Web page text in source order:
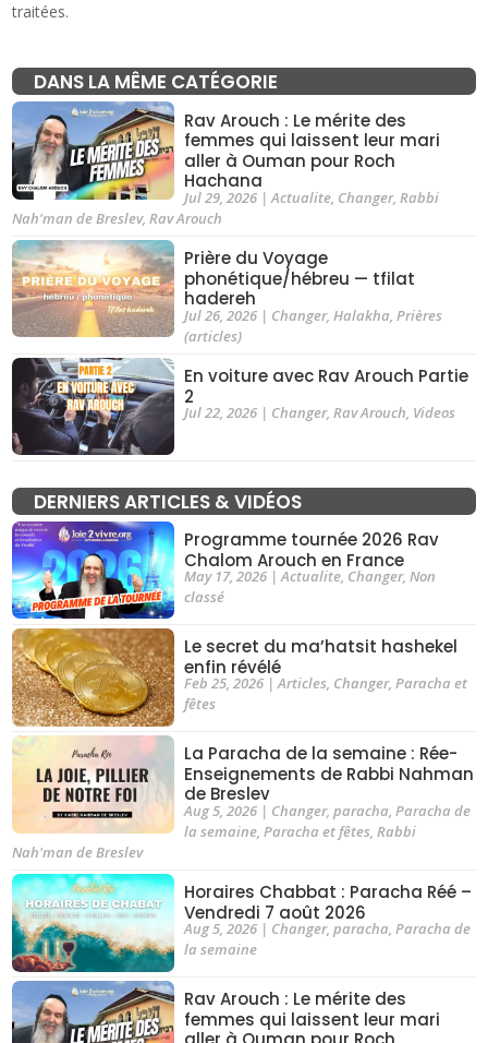
traitées.
DANS LA MÊME CATÉGORIE
Rav Arouch : Le mérite des
femmes qui laissent leur mari
aller à Ouman pour Roch
Hachana
Jul 29, 2026| Actualite, Changer, Rabbi
Nah'man de Breslev, Rav Arouch
Prière du Voyage
phonétique/hébreu — tfilat
hadereh
Jul 26, 2026| Changer, Halakha Prières
(articles)
En voiture avec Rav Arouch Partie
2
Jul 22, 2026| Changer, Rav Arouch, Videos
DERNIERS ARTICLES & VIDÉOS
Programme tournée 2026 Rav
Chalom Arouch en France
May 17, 2026|Actualite, Changer, Non
classé
Le secret du ma’hatsit hashekel
enfin révélé
Feb 25, 2026|Articles, Changer, Paracha et
fêtes
La Paracha de la semaine : Rée-
Enseignements de Rabbi Nahman
de Breslev
Aug 5, 2026| Changer, paracha, Paracha de
la semaine, Paracha et fêtes, Rabbi
Nah'man de Breslev
Horaires Chabbat : Paracha Réé –
Vendredi 7 août 2026
Aug 5, 2026| Changer, paracha, Paracha de
la semaine
Rav Arouch : Le mérite des
femmes qui laissent leur mari